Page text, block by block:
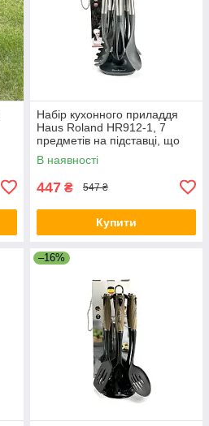
Набір кухонного приладдя
Haus Roland HR912-1, 7
предметів на підставці, що
обертається. Сірий (HR912-
1)
В наявності
447 ₴ 547 ₴
Купити
–16%